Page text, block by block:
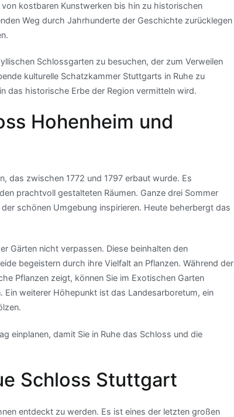
kostbaren Kunstwerken bis hin zu historischen
Weg durch Jahrhunderte der Geschichte zurücklegen
Schlossgarten zu besuchen, der zum Verweilen
kulturelle Schatzkammer Stuttgarts in Ruhe zu
das historische Erbe der Region vermitteln wird.
Hohenheim und
das zwischen 1772 und 1797 erbaut wurde. Es
prachtvoll gestalteten Räumen. Ganze drei Sommer
schönen Umgebung inspirieren. Heute beherbergt das
Gärten nicht verpassen. Diese beinhalten den
begeistern durch ihre Vielfalt an Pflanzen. Während der
Pflanzen zeigt, können Sie im Exotischen Garten
Ein weiterer Höhepunkt ist das Landesarboretum, ein
einplanen, damit Sie in Ruhe das Schloss und die
Schloss Stuttgart
entdeckt zu werden. Es ist eines der letzten großen